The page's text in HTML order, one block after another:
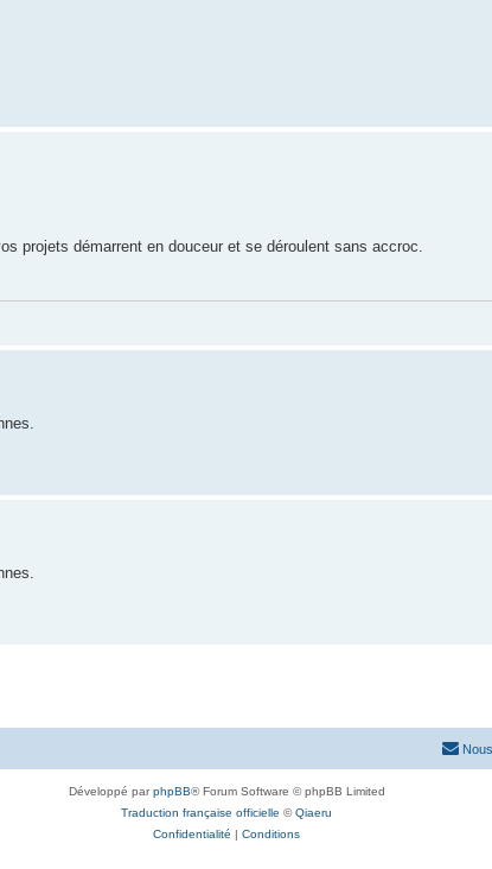
projets démarrent en douceur et se déroulent sans accroc.
Développé parphpBB® Forum Software © phpBB Limited
Traduction française officielle ©Qiaeru
Confidentialité | Conditions